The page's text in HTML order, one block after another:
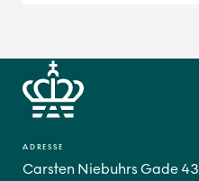
ADRESSE
Carsten Niebuhrs Gade 43